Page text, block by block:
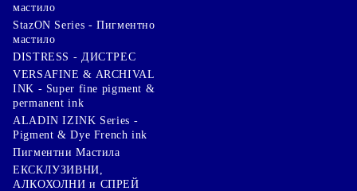
мастило
StazON Series - Пигментно
мастило
DISTRESS - ДИСТРЕС
VERSAFINE & ARCHIVAL
INK - Super fine pigment &
permanent ink
ALADIN IZINK Series -
Pigment & Dye French ink
Пигментни Мастила
ЕКСКЛУЗИВНИ,
АЛКОХОЛНИ и СПРЕЙ